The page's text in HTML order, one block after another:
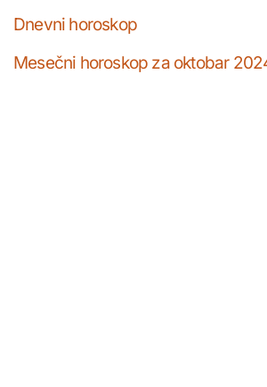
Dnevni horoskop
Mesečni horoskop za oktobar